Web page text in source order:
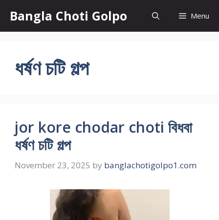
content
Bangla Choti Golpo Menu
ধর্ষণ চটি গল্প
jor kore chodar choti বিধবা
ধর্ষণ চটি গল্প
November 23, 2025 by banglachotigolpo1.com